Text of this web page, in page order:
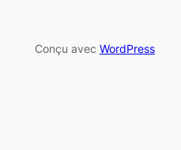
Conçu avec WordPress